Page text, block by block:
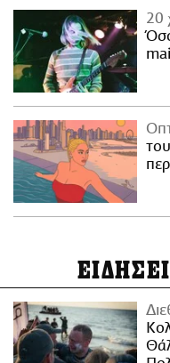
20